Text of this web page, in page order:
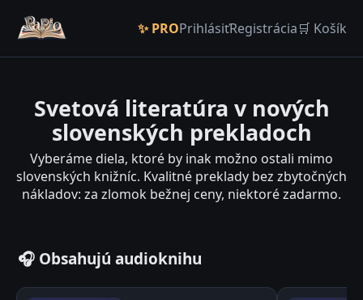
✨ PROPrihlásiťRegistrácia🛒 Košík
Svetová literatúra v nových
slovenských prekladoch
Vyberáme diela, ktoré by inak možno ostali mimo
slovenských knižníc. Kvalitné preklady bez zbytočných
nákladov: za zlomok bežnej ceny, niektoré zadarmo.
🎧 Obsahujú audioknihu